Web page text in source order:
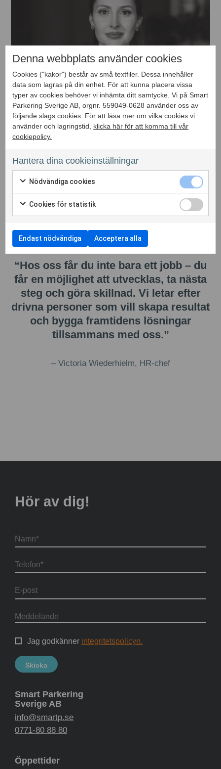
“Hos oss får du inte bara ett jobb – du
får en möjlighet att utvecklas, ta nästa
steg och göra skillnad. Vi letar efter
drivna personer som vill skapa resultat
och bygga framtidens lösningar
tillsammans med oss.”
– Victoria Wiederhielm, HR-chef
Hör av dig!
Jag godkänner integritetspolicyn.
Smart Parkering
Sverige AB
info@smartp.se
0771-80 88 80
Öppettider
Denna webbplats använder cookies
Cookies ("kakor") består av små textfiler. Dessa innehåller
data som lagras på din enhet. För att kunna placera vissa
typer av cookies behöver vi inhämta ditt samtycke. Vi på Smart
Parkering Sverige AB, orgnr. 559049-0628 använder oss av
följande slags cookies. För att läsa mer om vilka cookies vi
använder och lagringstid, klicka här för att komma till vår
cookiepolicy.
Hantera dina cookieinställningar
Nödvändiga cookies
Cookies för statistik
Endast nödvändiga Acceptera alla